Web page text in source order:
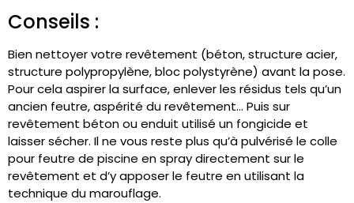
Conseils :
Bien nettoyer votre revêtement (béton, structure acier,
structure polypropylène, bloc polystyrène) avant la pose.
Pour cela aspirer la surface, enlever les résidus tels qu’un
ancien feutre, aspérité du revêtement… Puis sur
revêtement béton ou enduit utilisé un fongicide et
laisser sécher. Il ne vous reste plus qu’à pulvérisé le colle
pour feutre de piscine en spray directement sur le
revêtement et d’y apposer le feutre en utilisant la
technique du marouflage.